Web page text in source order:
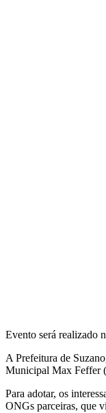
Evento será realizado
A Prefeitura de
Municipal Max Feffer
Para adotar, os
ONGs parceiras, que